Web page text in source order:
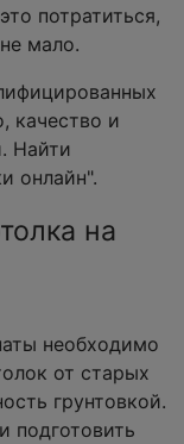
потратиться,
мало.
качество и
Найти
онлайн".
на
необходимо
от старых
грунтовкой.
подготовить